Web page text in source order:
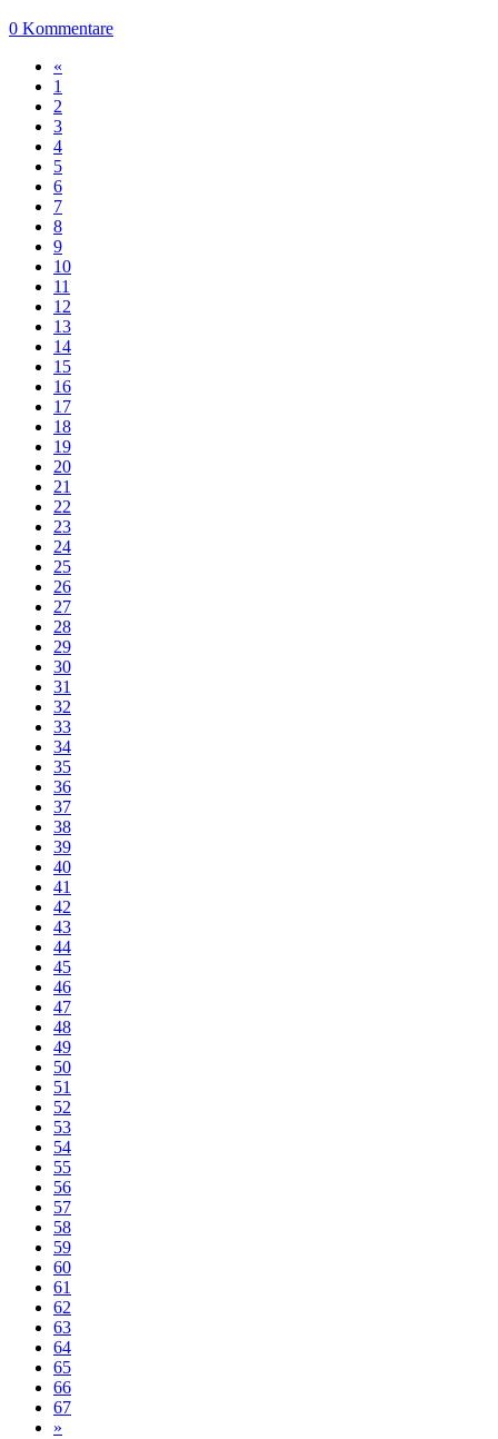
0 Kommentare
«
1
2
3
4
5
6
7
8
9
10
11
12
13
14
15
16
17
18
19
20
21
22
23
24
25
26
27
28
29
30
31
32
33
34
35
36
37
38
39
40
41
42
43
44
45
46
47
48
49
50
51
52
53
54
55
56
57
58
59
60
61
62
63
64
65
66
67
»